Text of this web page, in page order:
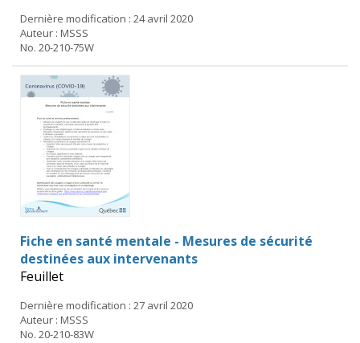
Dernière modification : 24 avril 2020
Auteur : MSSS
No. 20-210-75W
Fiche en santé mentale - Mesures de sécurité
destinées aux intervenants
Feuillet
Dernière modification : 27 avril 2020
Auteur : MSSS
No. 20-210-83W